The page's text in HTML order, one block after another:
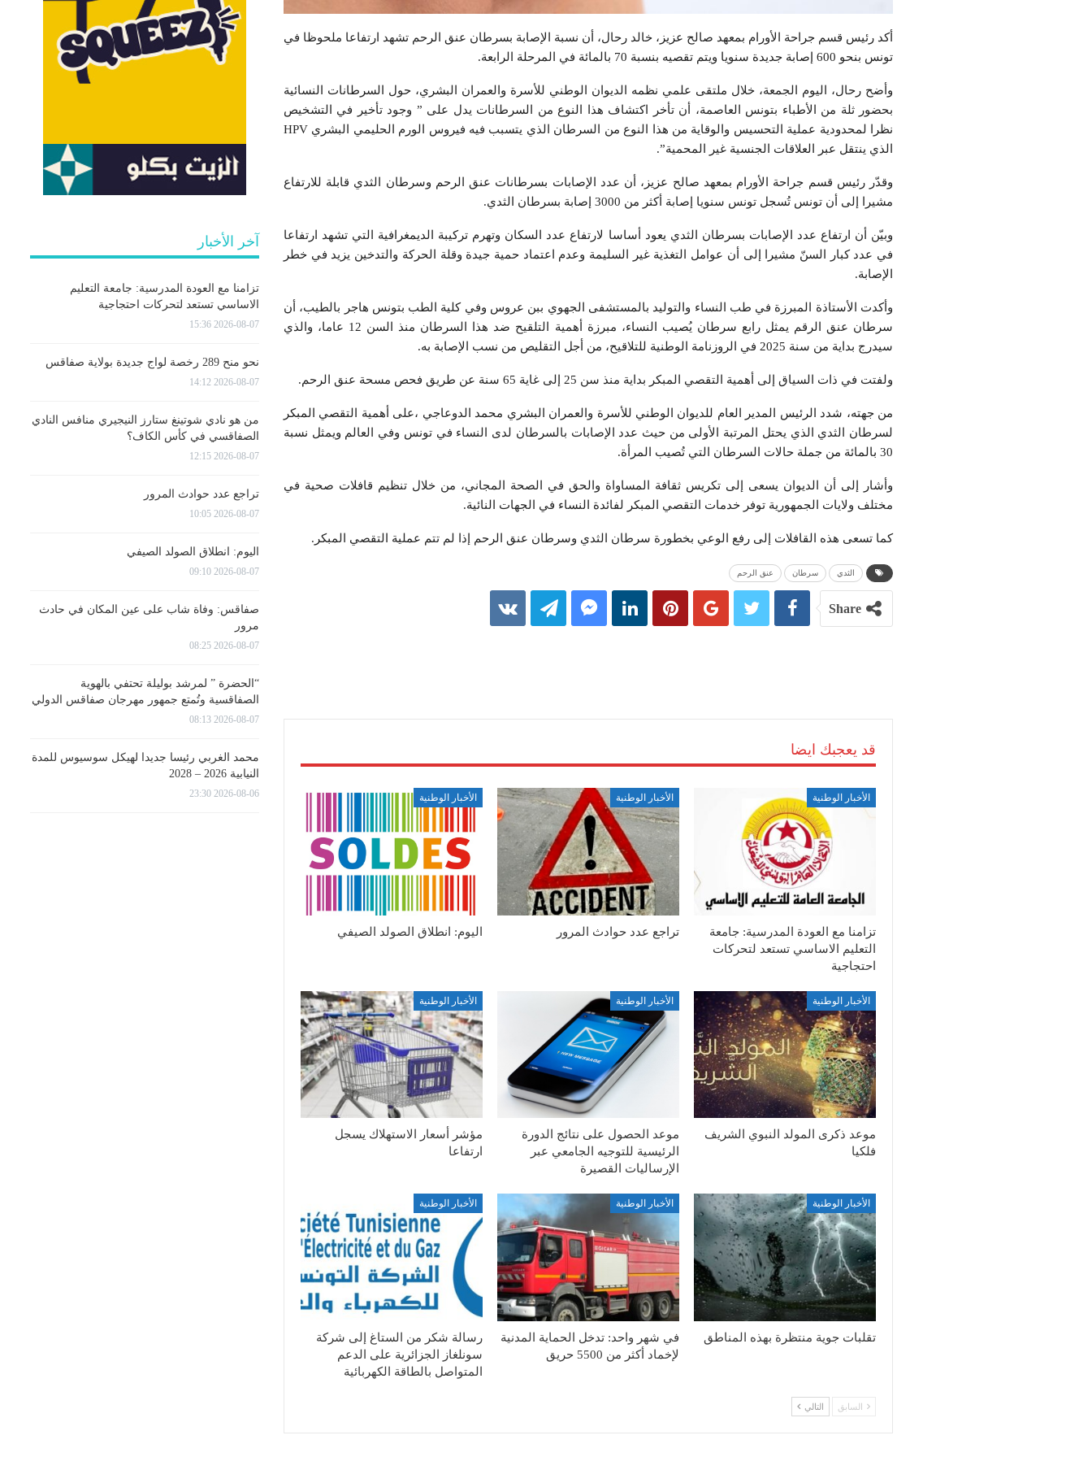
أكد رئيس قسم جراحة الأورام بمعهد صالح عزيز، خالد رحال، أن نسبة الإصابة بسرطان عنق الرحم تشهد ارتفاعا ملحوظا في
تونس بنحو 600 إصابة جديدة سنويا ويتم تقصيه بنسبة 70 بالمائة في المرحلة الرابعة.
وأضح رحال، اليوم الجمعة، خلال ملتقى علمي نظمه الديوان الوطني للأسرة والعمران البشري، حول السرطانات النسائية
بحضور ثلة من الأطباء بتونس العاصمة، أن تأخر اكتشاف هذا النوع من السرطانات يدل على ” وجود تأخير في التشخيص
نظرا لمحدودية عملية التحسيس والوقاية من هذا النوع من السرطان الذي يتسبب فيه فيروس الورم الحليمي البشري HPV
الذي ينتقل عبر العلاقات الجنسية غير المحمية”.
وقدّر رئيس قسم جراحة الأورام بمعهد صالح عزيز، أن عدد الإصابات بسرطانات عنق الرحم وسرطان الثدي قابلة للارتفاع
مشيرا إلى أن تونس تُسجل تونس سنويا إصابة أكثر من 3000 إصابة بسرطان الثدي.
وبيّن أن ارتفاع عدد الإصابات بسرطان الثدي يعود أساسا لارتفاع عدد السكان وتهرم تركيبة الديمغرافية التي تشهد ارتفاعا
في عدد كبار السنّ مشيرا إلى أن عوامل التغذية غير السليمة وعدم اعتماد حمية جيدة وقلة الحركة والتدخين يزيد في خطر
الإصابة.
وأكدت الأستاذة المبرزة في طب النساء والتوليد بالمستشفى الجهوي ببن عروس وفي كلية الطب بتونس هاجر بالطيب، أن
سرطان عنق الرقم يمثل رابع سرطان يُصيب النساء، مبرزة أهمية التلقيح ضد هذا السرطان منذ السن 12 عاما، والذي
سيدرج بداية من سنة 2025 في الروزنامة الوطنية للتلاقيح، من أجل التقليص من نسب الإصابة به.
ولفتت في ذات السياق إلى أهمية التقصي المبكر بداية منذ سن 25 إلى غاية 65 سنة عن طريق فحص مسحة عنق الرحم.
من جهته، شدد الرئيس المدير العام للديوان الوطني للأسرة والعمران البشري محمد الدوعاجي ،على أهمية التقصي المبكر
لسرطان الثدي الذي يحتل المرتبة الأولى من حيث عدد الإصابات بالسرطان لدى النساء في تونس وفي العالم ويمثل نسبة
30 بالمائة من جملة حالات السرطان التي تُصيب المرأة.
وأشار إلى أن الديوان يسعى إلى تكريس ثقافة المساواة والحق في الصحة المجاني، من خلال تنظيم قافلات صحية في
مختلف ولايات الجمهورية توفر خدمات التقصي المبكر لفائدة النساء في الجهات النائية.
كما تسعى هذه القافلات إلى رفع الوعي بخطورة سرطان الثدي وسرطان عنق الرحم إذا لم تتم عملية التقصي المبكر.
الثدي سرطان عنق الرحم
Share
قد يعجبك ايضا
الأخبار الوطنية
تزامنا مع العودة المدرسية: جامعة
التعليم الاساسي تستعد لتحركات
احتجاجية
الأخبار الوطنية
تراجع عدد حوادث المرور
الأخبار الوطنية
اليوم: انطلاق الصولد الصيفي
الأخبار الوطنية
موعد ذكرى المولد النبوي الشريف
فلكيا
الأخبار الوطنية
موعد الحصول على نتائج الدورة
الرئيسية للتوجيه الجامعي عبر
الإرساليات القصيرة
الأخبار الوطنية
مؤشر أسعار الاستهلاك يسجل
ارتفاعا
الأخبار الوطنية
تقلبات جوية منتظرة بهذه المناطق
الأخبار الوطنية
في شهر واحد: تدخل الحماية المدنية
لإخماد أكثر من 5500 حريق
الأخبار الوطنية
رسالة شكر من الستاغ إلى شركة
سونلغاز الجزائرية على الدعم
المتواصل بالطاقة الكهربائية
السابق التالي
آخر الأخبار
تزامنا مع العودة المدرسية: جامعة التعليم
الاساسي تستعد لتحركات احتجاجية
2026-08-07 15:36
نحو منح 289 رخصة لواج جديدة بولاية صفاقس
2026-08-07 14:12
من هو نادي شوتينغ ستارز النيجيري منافس النادي
الصفاقسي في كأس الكاف؟
2026-08-07 12:15
تراجع عدد حوادث المرور
2026-08-07 10:05
اليوم: انطلاق الصولد الصيفي
2026-08-07 09:10
صفاقس: وفاة شاب على عين المكان في حادث
مرور
2026-08-07 08:25
“الحضرة ” لمرشد بوليلة تحتفي بالهوية
الصفاقسية وتُمتع جمهور مهرجان صفاقس الدولي
2026-08-07 08:13
محمد الغربي رئيسا جديدا لهيكل سوسيوس للمدة
النيابية 2026 – 2028
2026-08-06 23:30